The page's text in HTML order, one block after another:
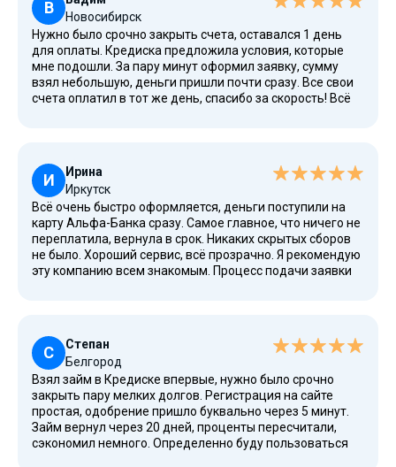
В
Новосибирск
Нужно было срочно закрыть счета, оставался 1 день
для оплаты. Кредиска предложила условия, которые
мне подошли. За пару минут оформил заявку, сумму
взял небольшую, деньги пришли почти сразу. Все свои
счета оплатил в тот же день, спасибо за скорость! Всё
И
Ирина
Иркутск
Всё очень быстро оформляется, деньги поступили на
карту Альфа-Банка сразу. Самое главное, что ничего не
переплатила, вернула в срок. Никаких скрытых сборов
не было. Хороший сервис, всё прозрачно. Я рекомендую
эту компанию всем знакомым. Процесс подачи заявки
С
Степан
Белгород
Взял займ в Кредиске впервые, нужно было срочно
закрыть пару мелких долгов. Регистрация на сайте
простая, одобрение пришло буквально через 5 минут.
Займ вернул через 20 дней, проценты пересчитали,
сэкономил немного. Определенно буду пользоваться